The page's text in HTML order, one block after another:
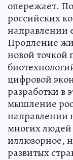
опережает.
российских
направлении
Продление
новой
цифровой
разработки в
мышление
направлении
многих людей
иллюзорное,
развитых